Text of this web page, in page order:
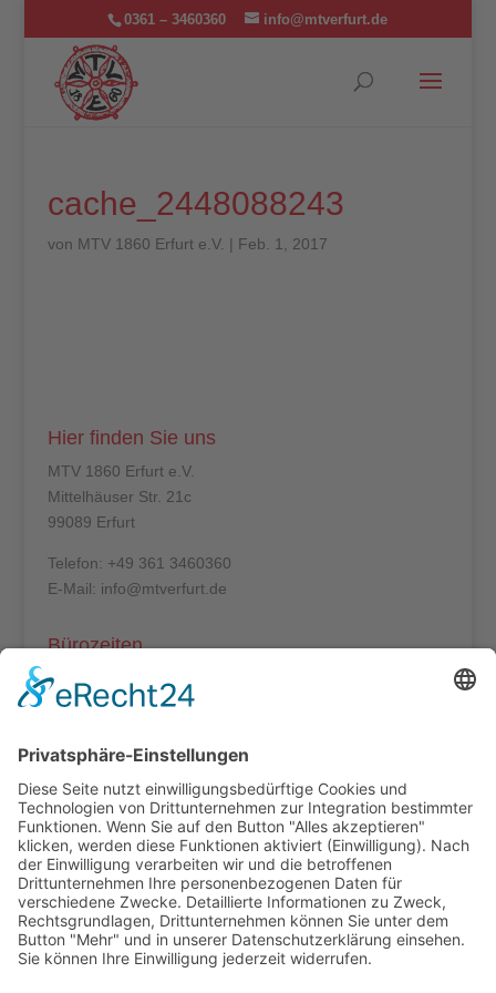
0361 – 3460360 info@mtverfurt.de
cache_2448088243
von MTV 1860 Erfurt e.V. | Feb. 1, 2017
Hier finden Sie uns
MTV 1860 Erfurt e.V.
Mittelhäuser Str. 21c
99089 Erfurt
Telefon: +49 361 3460360
E-Mail: info@mtverfurt.de
Bürozeiten
Mo – Do: 8:00 – 14:00 Uhr
Termine außerhalb unserer Geschäftszeiten nur
nach Absprache.
Folgt uns auf facebook